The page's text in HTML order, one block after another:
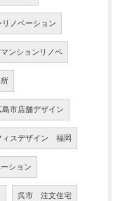
ノベーション
ンションリノベ
島市店舗デザイン
ィスデザイン 福岡
ション
呉市 注文住宅